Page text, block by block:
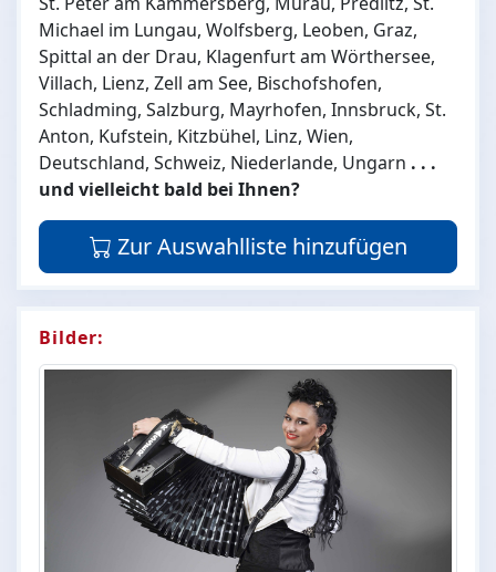
Michael im Lungau, Wolfsberg, Leoben, Graz,
Spittal an der Drau, Klagenfurt am Wörthersee,
Villach, Lienz, Zell am See, Bischofshofen,
Schladming, Salzburg, Mayrhofen, Innsbruck, St.
Anton, Kufstein, Kitzbühel, Linz, Wien,
Deutschland, Schweiz, Niederlande, Ungarn . . .
und vielleicht bald bei Ihnen?
Zur Auswahlliste hinzufügen
Bilder: